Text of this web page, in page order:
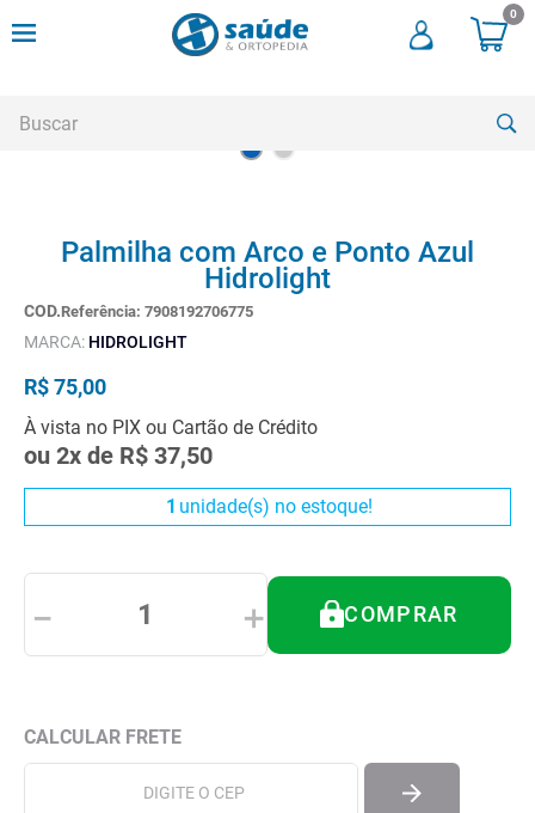
0
Palmilha com Arco e Ponto Azul
Hidrolight
Referência: 7908192706775
MARCA: HIDROLIGHT
R$75,00
À vista no PIX ou Cartão de Crédito
ou 2x de R$ 37,50
1 unidade(s) no estoque!
＋
－ COMPRAR
andadores
3º
cadeira higienica
4º
cadeira rodas
5º
munique
6º
muleta
imobilizador joelho